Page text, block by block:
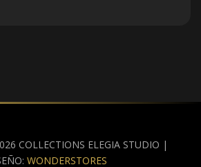
COLLECTIONS ELEGIA STUDIO |
WONDERSTORES